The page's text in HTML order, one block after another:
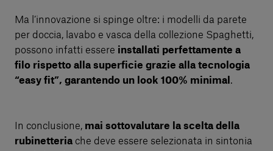
Ma l’innovazione si spinge oltre: i modelli da parete
per doccia, lavabo e vasca della collezione Spaghetti,
possono infatti essere installati perfettamente a
filo rispetto alla superficie grazie alla tecnologia
“easy fit”, garantendo un look 100% minimal .
In conclusione, mai sottovalutare la scelta della
rubinetteria che deve essere selezionata in sintonia